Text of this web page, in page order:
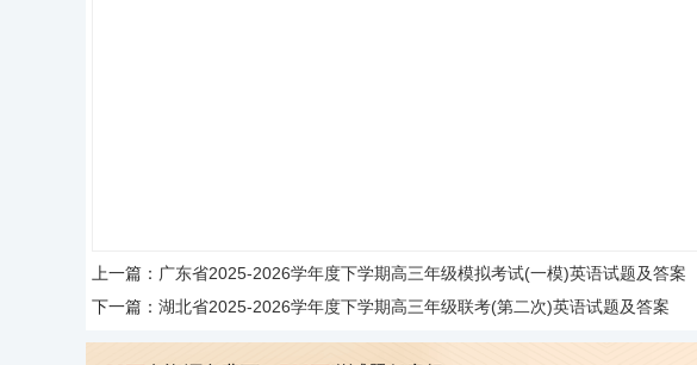
上一篇： 广东省2025-2026学年度下学期高三年级模拟考试(一模)英语试题及答案
下一篇： 湖北省2025-2026学年度下学期高三年级联考(第二次)英语试题及答案